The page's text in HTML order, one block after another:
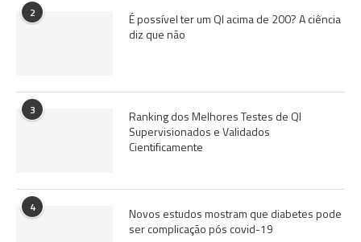
2
É possível ter um QI acima de 200? A ciência
diz que não
3
Ranking dos Melhores Testes de QI
Supervisionados e Validados
Cientificamente
4
Novos estudos mostram que diabetes pode
ser complicação pós covid-19